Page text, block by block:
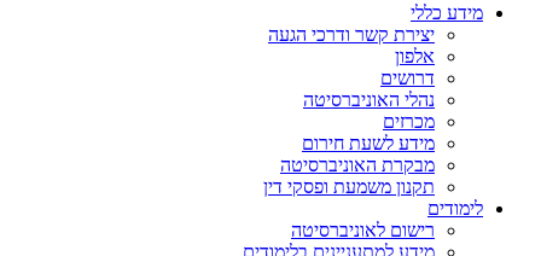
מידע כללי
יצירת קשר ודרכי הגעה
אלפון
דרושים
נהלי האוניברסיטה
מכרזים
מידע לשעת חירום
מבקרת האוניברסיטה
תקנון משמעת ופסקי דין
לימודים
רישום לאוניברסיטה
מידע למתעניינים בלימודים